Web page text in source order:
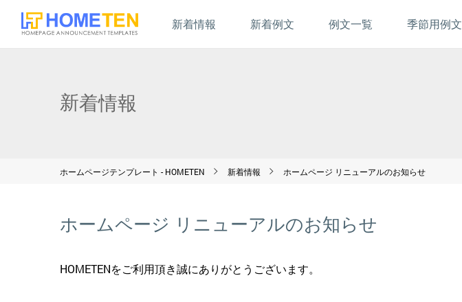
新着情報 新着例文 例文一覧 季節用例文
新着情報
ホームページテンプレート - HOMETEN 新着情報 ホームページ リニューアルのお知らせ
ホームページ リニューアルのお知らせ
HOMETENをご利用頂き誠にありがとうございます。